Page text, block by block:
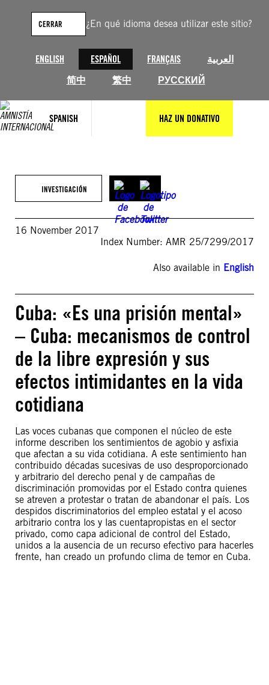
¿En qué idioma desea utilizar este sitio?
ENGLISH ESPAÑOL FRANÇAIS
العربية
简中
繁中 РУССКИЙ
CERRAR
SPANISH HAZ UN DONATIVO
contenido
INVESTIGACIÓN
16 November 2017
Index Number: AMR 25/7299/2017
Also available in English
Cuba: «Es una prisión mental»
– Cuba: mecanismos de control
de la libre expresión y sus
efectos intimidantes en la vida
cotidiana
Las voces cubanas que componen el núcleo de este
informe describen los sentimientos de agobio y asfixia
que afectan a su vida cotidiana. A este sentimiento han
contribuido décadas sucesivas de uso desproporcionado
y arbitrario del derecho penal y de campañas de
discriminación promovidas por el Estado contra quienes
se atreven a protestar o tratan de abandonar el país. Los
despidos discriminatorios del empleo estatal y el acoso
arbitrario contra los y las cuentapropistas en el sector
privado, como capa adicional de control del Estado,
unidos a la ausencia de un recurso efectivo para hacerles
frente, han creado un profundo clima de temor en Cuba.